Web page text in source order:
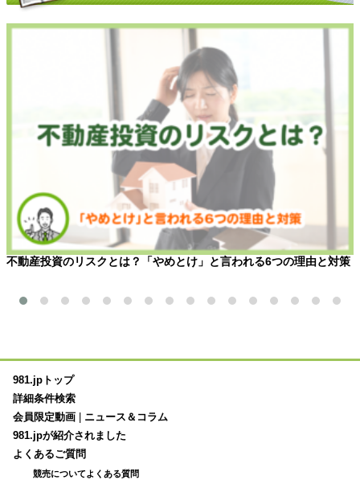
不動産投資のリスクとは？「やめとけ」と言われる6つの理由と対策
981.jpトップ
詳細条件検索
会員限定動画
ニュース＆コラム
981.jpが紹介されました
よくあるご質問
競売についてよくある質問